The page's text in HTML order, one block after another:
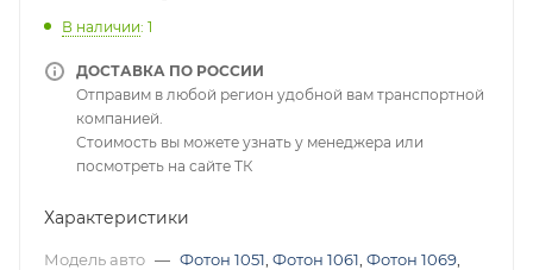
В наличии: 1
ДОСТАВКА ПО РОССИИ
Отправим в любой регион удобной вам транспортной
компанией.
Стоимость вы можете узнать у менеджера или
посмотреть на сайте ТК
Характеристики
Модель авто — Фотон 1051 Фотон 1061 Фотон 1069